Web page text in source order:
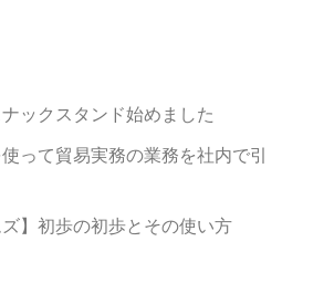
ナックスタンド始めました
って貿易実務の業務を社内で引
ズ】初歩の初歩とその使い方